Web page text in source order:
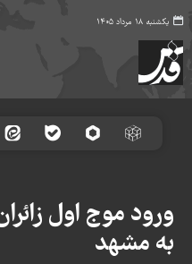
یکشنبه ۱۸ مرداد ۱۴۰۵
ورود موج اول
به مشهد